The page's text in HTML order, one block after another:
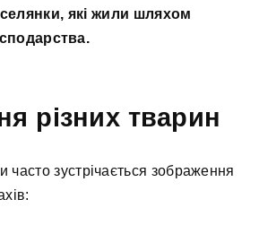
які жили шляхом
різних тварин
часто зустрічається зображення